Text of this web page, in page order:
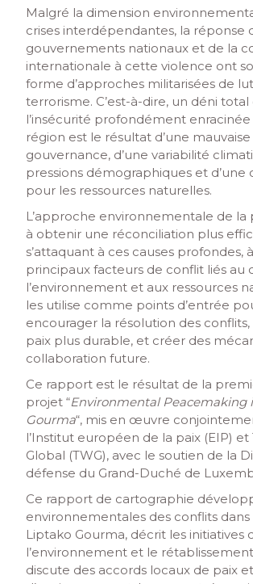
Malgré la dimension
crises interdépendantes, la réponse
gouvernements nationaux et de la
internationale à cette violence ont
forme d’approches militarisées de
terrorisme. C’est-à-dire, un déni
l’insécurité profondément enracinée
région est le résultat d’une mauvaise
gouvernance, d’une variabilité
pressions démographiques et d’une
pour les ressources naturelles.
L’approche environnementale de la
à obtenir une réconciliation plus
s’attaquant à ces causes profondes,
principaux facteurs de conflit liés au
l’environnement et aux ressources
les utilise comme points d’entrée
encourager la résolution des
paix plus durable, et créer des
collaboration future.
Ce rapport est le résultat de la
projet “Environmental Peacemaking
Gourma“, mis en œuvre
l’Institut européen de la paix (EIP) et
Global (TWG), avec le soutien de la
défense du Grand-Duché de
Ce rapport de cartographie
environnementales des conflits
Liptako Gourma, décrit les initiatives
l’environnement et le
discute des accords locaux de paix et